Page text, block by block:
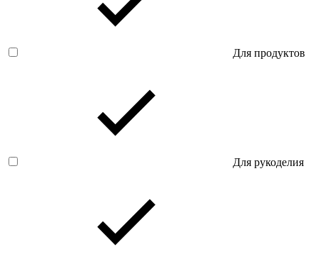
Для продуктов
Для рукоделия